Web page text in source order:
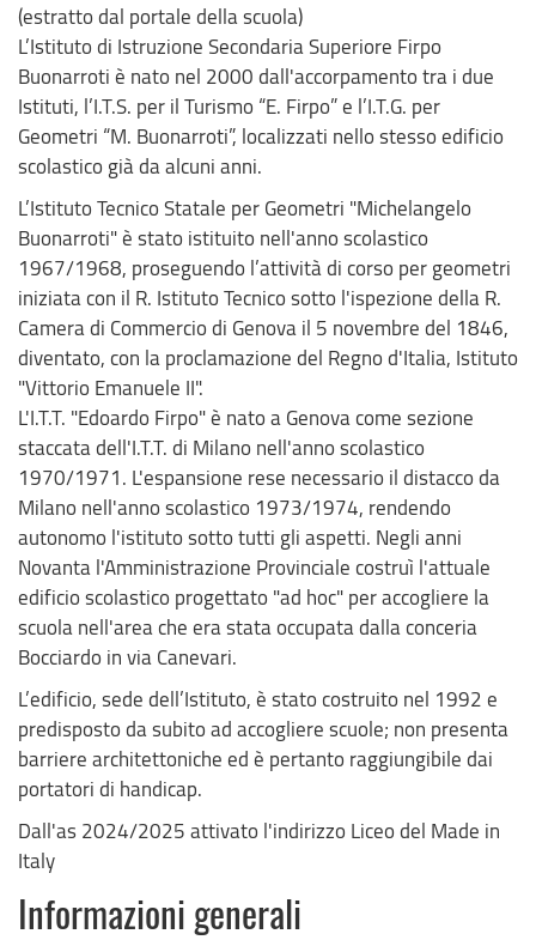
(estratto dal portale della scuola)
L’Istituto di Istruzione Secondaria Superiore Firpo
Buonarroti è nato nel 2000 dall'accorpamento tra i due
Istituti, l’I.T.S. per il Turismo “E. Firpo” e l’I.T.G. per
Geometri “M. Buonarroti”, localizzati nello stesso edificio
scolastico già da alcuni anni.
L’Istituto Tecnico Statale per Geometri "Michelangelo
Buonarroti" è stato istituito nell'anno scolastico
1967/1968, proseguendo l’attività di corso per geometri
iniziata con il R. Istituto Tecnico sotto l'ispezione della R.
Camera di Commercio di Genova il 5 novembre del 1846,
diventato, con la proclamazione del Regno d'Italia, Istituto
"Vittorio Emanuele II".
L'I.T.T. "Edoardo Firpo" è nato a Genova come sezione
staccata dell'I.T.T. di Milano nell'anno scolastico
1970/1971. L'espansione rese necessario il distacco da
Milano nell'anno scolastico 1973/1974, rendendo
autonomo l'istituto sotto tutti gli aspetti. Negli anni
Novanta l'Amministrazione Provinciale costruì l'attuale
edificio scolastico progettato "ad hoc" per accogliere la
scuola nell'area che era stata occupata dalla conceria
Bocciardo in via Canevari.
L’edificio, sede dell’Istituto, è stato costruito nel 1992 e
predisposto da subito ad accogliere scuole; non presenta
barriere architettoniche ed è pertanto raggiungibile dai
portatori di handicap.
Dall'as 2024/2025 attivato l'indirizzo Liceo del Made in
Italy
Informazioni generali